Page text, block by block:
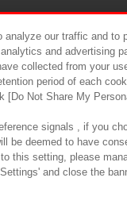
食品のご提供について
our traffic and to
and advertising
collected from your
period of each
Not Share My
signals , if you
be deemed to have
this setting, please
and close the